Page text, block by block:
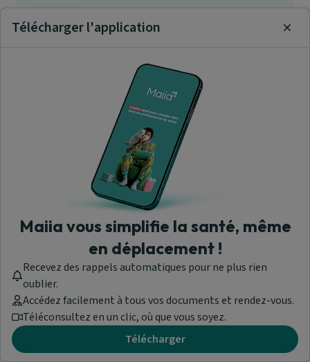
PREGABALINE : Quelle place pour la
prégabaline (LYRICA) dans les douleurs
neuropathiques ?
LYRICA - CT 4024
Télécharger le document
LYRICA - CT 4024 - Version anglaise
Télécharger le document
Excipients
Gélules : Lactose monohydraté, Amidon de maïs, Talc,
Enveloppes des gélules : Gélatine, Titane dioxyde, Sodium
laurylsulfate, Silice colloïdale, Eau purifiée, Fer oxyde,
Télécharger l'application
Maiia vous simplifie la santé, même
en déplacement !
Recevez des rappels automatiques pour ne plus rien
oublier.
Accédez facilement à tous vos documents et rendez-vous.
Téléconsultez en un clic, où que vous soyez.
Télécharger